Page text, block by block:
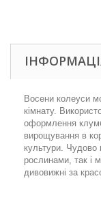
Восени колеуси
кімнату.
оформлення
вирощування в
культури. Чудово
рослинами, так і
дивовижні за